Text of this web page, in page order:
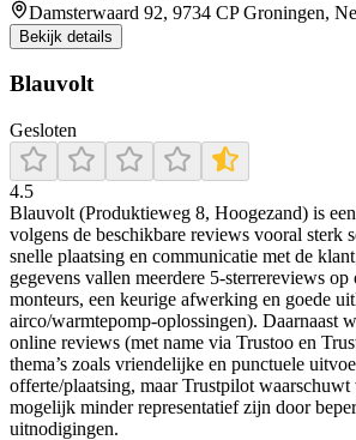
Damsterwaard 92, 9734 CP Groningen,
Bekijk details
Blauvolt
Gesloten
4.5
Blauvolt (Produktieweg 8, Hoogezand) is
volgens de beschikbare reviews vooral sterk
snelle plaatsing en communicatie met de
gegevens vallen meerdere 5-sterrereviews
monteurs, een keurige afwerking en goede
airco/warmtepomp-oplossingen). Daarnaast
online reviews (met name via Trustoo en
thema’s zoals vriendelijke en punctuele
offerte/plaatsing, maar Trustpilot
mogelijk minder representatief zijn door
uitnodigingen.